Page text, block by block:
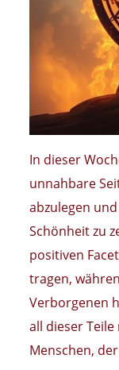
In dieser
unnahbare
abzulegen
Schönheit zu
positiven
tragen,
Verborgenen
all dieser
Menschen,